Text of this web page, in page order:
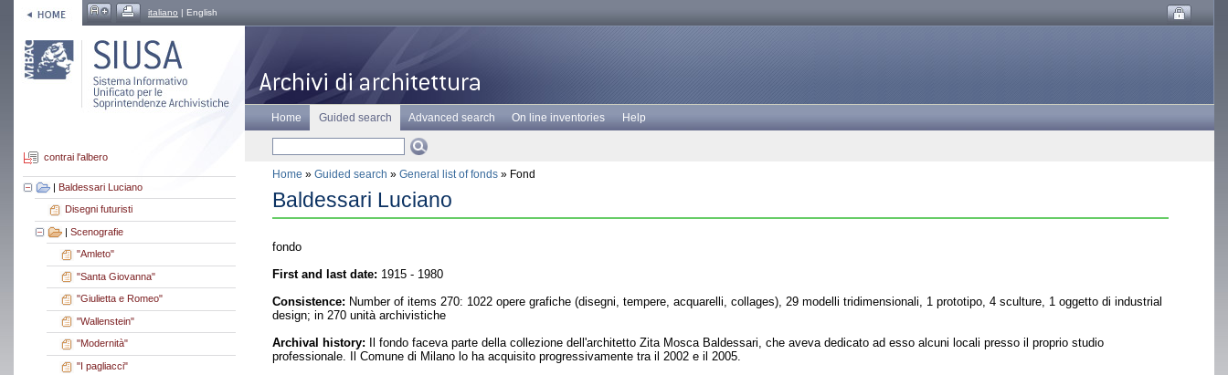
italiano | English
contrai l'albero
| Baldessari Luciano
Disegni futuristi
| Scenografie
"Amleto"
"Santa Giovanna"
"Giulietta e Romeo"
"Wallenstein"
"Modernità"
"I pagliacci"
Home Guided search Advanced search On line inventories Help
Home » Guided search » General list of fonds » Fond
Baldessari Luciano
fondo
First and last date: 1915 - 1980
Consistence: Number of items 270: 1022 opere grafiche (disegni, tempere, acquarelli, collages), 29 modelli tridimensionali, 1 prototipo, 4 sculture, 1 oggetto di industrial
design; in 270 unità archivistiche
Archival history: Il fondo faceva parte della collezione dell'architetto Zita Mosca Baldessari, che aveva dedicato ad esso alcuni locali presso il proprio studio
professionale. Il Comune di Milano lo ha acquisito progressivamente tra il 2002 e il 2005.